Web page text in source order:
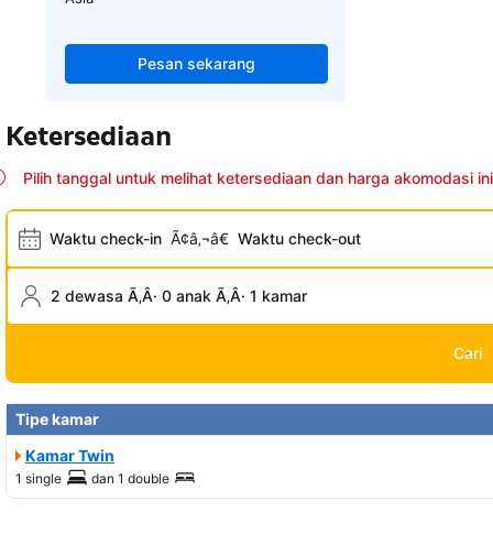
Pesan sekarang
Ketersediaan
Pilih tanggal untuk melihat ketersediaan dan harga akomodasi ini
Waktu check-in Ã¢â‚¬â€ Waktu check-out
2 dewasa Ã‚Â· 0 anak Ã‚Â· 1 kamar
Cari
Tipe kamar
Kamar Twin
1 single dan 1 double